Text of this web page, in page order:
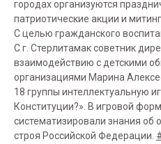
городах организуются
патриотические акции и
С целью гражданского
С г. Стерлитамак советник
взаимодействию с детскими
организациями Марина
18 группы интеллектуальную
Конституции?». В игровой
систематизировали знания об
строя Российской Федерации.